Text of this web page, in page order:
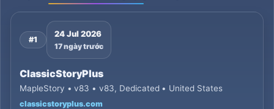
#1
24 Jul 2026
17 ngày trước
ClassicStoryPlus
MapleStory • v83 • v83, Dedicated • United States
classicstoryplus.com